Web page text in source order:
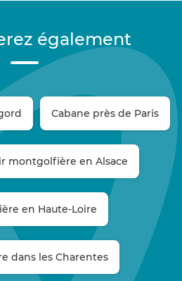
également
Cabane près de Paris
montgolfière en Alsace
en Haute-Loire
dans les Charentes